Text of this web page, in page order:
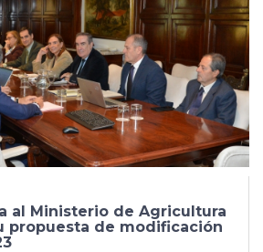
al Ministerio de Agricultura
propuesta de modificación